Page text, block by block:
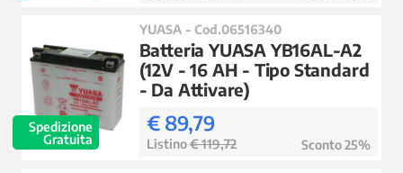
Spedizione
Gratuita
YUASA - Cod.06516340
Batteria YUASA YB16AL-A2
(12V - 16 AH - Tipo Standard
- Da Attivare)
€ 89,79
Listino€ 119,72 Sconto 25%